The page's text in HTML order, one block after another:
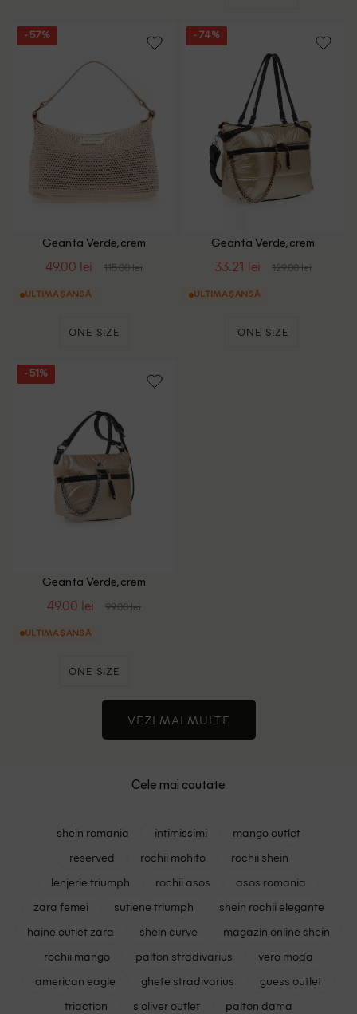
- 57%
Geanta Verde, crem
49.00 lei 115.00 lei
ULTIMA ȘANSĂ
ONE SIZE
- 74%
Geanta Verde, crem
33.21 lei 129.00 lei
ULTIMA ȘANSĂ
ONE SIZE
- 51%
Geanta Verde, crem
49.00 lei 99.00 lei
ULTIMA ȘANSĂ
ONE SIZE
VEZI MAI MULTE
Cele mai cautate
shein romania intimissimi
mango outlet
reserved
rochii mohito
rochii shein
lenjerie triumph
rochii asos
asos romania
zara femei
sutiene triumph
shein rochii elegante
haine outlet zara
shein curve
magazin online shein
rochii mango
palton stradivarius
vero moda
american eagle
ghete stradivarius
guess outlet
triaction
s oliver outlet
palton dama